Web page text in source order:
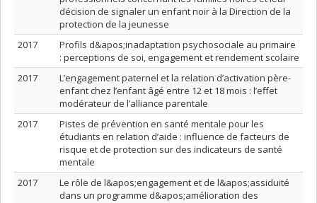
décision de signaler un enfant noir à la Direction de la
protection de la jeunesse
2017
Profils d&apos;inadaptation psychosociale au primaire
: perceptions de soi, engagement et rendement scolaire
2017
L’engagement paternel et la relation d’activation père-
enfant chez l’enfant âgé entre 12 et 18 mois : l’effet
modérateur de l’alliance parentale
2017
Pistes de prévention en santé mentale pour les
étudiants en relation d’aide : influence de facteurs de
risque et de protection sur des indicateurs de santé
mentale
2017
Le rôle de l&apos;engagement et de l&apos;assiduité
dans un programme d&apos;amélioration des